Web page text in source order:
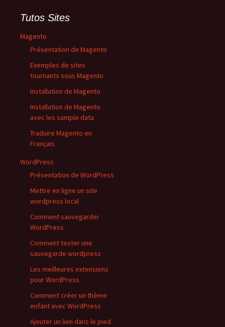
Tutos Sites
Magento
Présentation de Magento
Exemples de sites
tournants sous Magento
Installation de Magento
Installation de Magento
avec les sample data
Traduire Magento en
Français
WordPress
Présentation de WordPress
Mettre en ligne un site
wordpress local
Comment sauvegarder
WordPress
Comment tester une
sauvegarde wordpress
Les meilleures extensions
pour WordPress
Comment créer un thème
enfant avec WordPress
Ajouter un lien dans le pied